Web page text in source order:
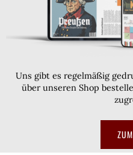
Uns gibt es regelmäßig
über unseren Shop